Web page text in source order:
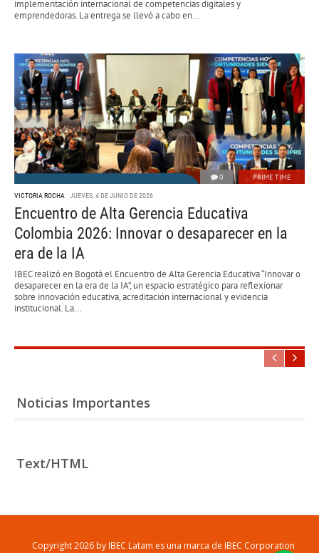
implementación internacional de competencias digitales y
emprendedoras. La entrega se llevó a cabo en...
0 PRIME TIME
VICTORIA ROCHA JUEVES, 4 DE JUNIO DE 2026
Encuentro de Alta Gerencia Educativa
Colombia 2026: Innovar o desaparecer en la
era de la IA
IBEC realizó en Bogotá el Encuentro de Alta Gerencia Educativa “Innovar o
desaparecer en la era de la IA”, un espacio estratégico para reflexionar
sobre innovación educativa, acreditación internacional y evidencia
institucional. La...
Noticias Importantes
Text/HTML
Copyright 2026 by IBEC Latam es una marca de IBEC Corporation